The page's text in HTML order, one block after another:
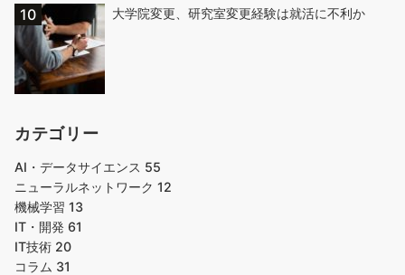
大学院変更、研究室変更経験は就活に不利か
カテゴリー
AI・データサイエンス 55
ニューラルネットワーク 12
機械学習 13
IT・開発 61
IT技術 20
コラム 31